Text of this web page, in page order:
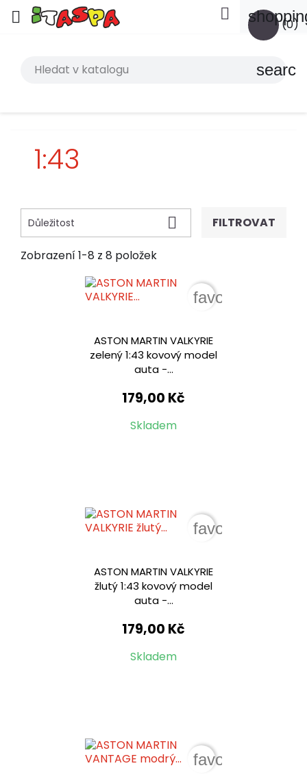
 (0)

search
1:43
Důležitost  FILTROVAT
Zobrazení 1-8 z 8 položek
ASTON MARTIN VALKYRIE
zelený 1:43 kovový model
auta -...
179,00 Kč
Skladem
favorite_border
ASTON MARTIN VALKYRIE
žlutý 1:43 kovový model
auta -...
179,00 Kč
Skladem
favorite_border
favorite_border